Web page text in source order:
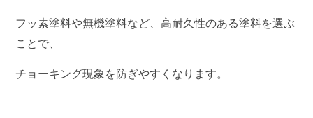
フッ素塗料や無機塗料など、高耐久性のある塗料を選ぶ
ことで、
チョーキング現象を防ぎやすくなります。